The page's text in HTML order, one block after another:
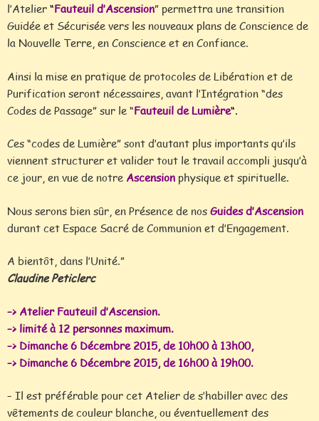
l’Atelier“Fauteuil d’Ascension” permettra une transition
Guidée et Sécurisée vers les nouveaux plans de Conscience de
la Nouvelle Terre, en Conscience et en Confiance.
Ainsi la mise en pratique de protocoles de Libération et de
Purification seront nécessaires, avant l’Intégration “des
Codes de Passage” sur le “Fauteuil de Lumière“.
Ces “codes de Lumière” sont d’autant plus importants qu’ils
viennent structurer et valider tout le travail accompli jusqu’à
ce jour, en vue de notre Ascension physique et spirituelle.
Nous serons bien sûr, en Présence de nosGuides d’Ascension
durant cet Espace Sacré de Communion et d’Engagement.
A bientôt, dans l’Unité.”
Claudine Peticlerc
–> Atelier Fauteuil d’Ascension.
–> limité à 12 personnes maximum.
–> Dimanche 6 Décembre 2015, de 10h00 à 13h00,
–> Dimanche 6 Décembre 2015, de 16h00 à 19h00.
– Il est préférable pour cet Atelier de s’habiller avec des
vêtements de couleur blanche, ou éventuellement des